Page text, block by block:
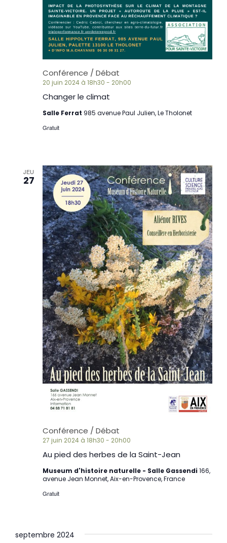
Conférence / Débat
Changer le climat
20 juin 2024 à 18h30 - 20h00
Salle Ferrat 985 avenue Paul Julien, Le Tholonet
Gratuit
JEU
27
Conférence / Débat
Au pied des herbes de la Saint-Jean
27 juin 2024 à 18h30 - 20h00
Museum d'histoire naturelle - Salle Gassendi 166,
avenue Jean Monnet, Aix-en-Provence, France
Gratuit
septembre 2024